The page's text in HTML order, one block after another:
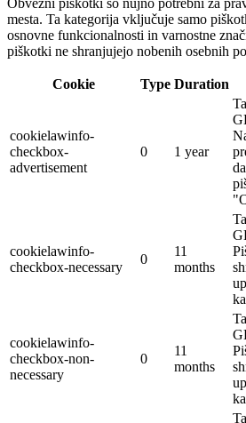
Obvezni piškotki so nujno potrebni za
mesta. Ta kategorija vključuje samo
osnovne funkcionalnosti in varnostne
piškotki ne shranjujejo nobenih osebnih
Cookie Type Duration
cookielawinfo-
checkbox-
advertisement
0 1 year
cookielawinfo-
checkbox-necessary
0
11
months
cookielawinfo-
checkbox-non-
necessary
0
11
months